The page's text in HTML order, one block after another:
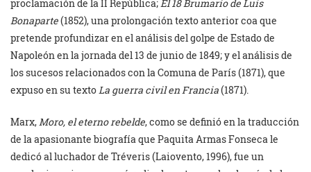
proclamación de la II República; El 18 Brumario de Luis
Bonaparte(1852), una prolongación texto anterior coa que
pretende profundizar en el análisis del golpe de Estado de
Napoleón en la jornada del 13 de junio de 1849; y el análisis de
los sucesos relacionados con la Comuna de París (1871), que
expuso en su texto La guerra civil en Francia(1871).
Marx, Moro, el eterno rebelde, como se definió en la traducción
de la apasionante biografía que Paquita Armas Fonseca le
dedicó al luchador de Tréveris (Laiovento, 1996), fue un